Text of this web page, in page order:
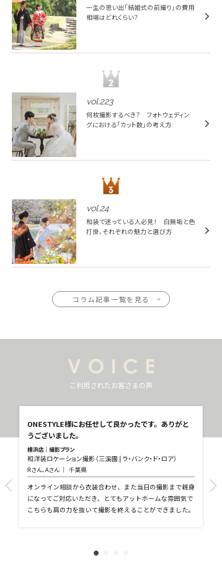
一生の思い出「結婚式の前撮り」の費用
相場はどれくらい？
vol.223
何枚撮影するべき？ フォトウェディン
グにおける「カット数」の考え方
vol.24
和装で迷っている人必見！ 白無垢と色
打掛、それぞれの魅力と選び方
コラム記事一覧を見る
ご利用されたお客さまの声
ONESTYLE様にお任せして良かったです。ありがと
うございました。
横浜店｜撮影プラン
和洋装ロケーション撮影（三溪園 | ラ・バンク・ド・ロア）
Rさん、Aさん 千葉県
オンライン相談から衣装合わせ、また当日の撮影まで親身
になってご対応いただき、とてもアットホームな雰囲気で
こちらも肩の力を抜いて撮影を終えることができました。